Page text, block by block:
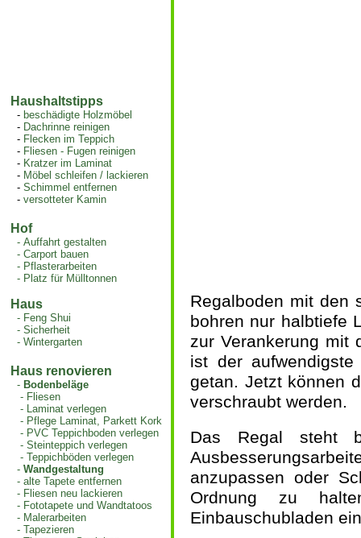
Haushaltstipps
- beschädigte Holzmöbel
- Dachrinne reinigen
- Flecken im Teppich
- Fliesen - Fugen reinigen
- Kratzer im Laminat
- Möbel schleifen / lackieren
-Schimmel entfernen
-versotteter Kamin
Hof
-Auffahrt gestalten
-Carport bauen
- Pflasterarbeiten
- Platz für Mülltonnen
Haus
- Feng Shui
-Sicherheit
-Wintergarten
Haus renovieren
- Bodenbeläge
- Fliesen
- Laminat verlegen
- Pflege Laminat, Parkett Kork
- PVC Teppichboden verlegen
-Steinteppich verlegen
-Teppichböden verlegen
-Wandgestaltung
-alte Tapete entfernen
- Fliesen neu lackieren
- Fototapete und Wandtatoos
- Malerarbeiten
-Tapezieren
Regalboden mit den
bohren nur halbtiefe
zur Verankerung mit
ist der
getan. Jetzt können
verschraubt werden.
Das Regal steht
anzupassen oder
Ordnung zu
Einbauschubladen